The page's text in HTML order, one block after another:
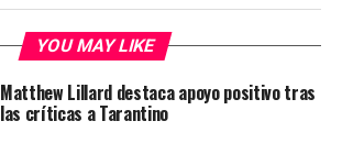
YOU MAY LIKE
Matthew Lillard destaca apoyo positivo tras
las críticas a Tarantino